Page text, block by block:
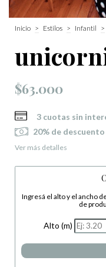
Inicio > Estilos > Infantil >
$63.000
3 cuotas sin
20% de descuento
Ver más detalles
Ingresá el alto y el ancho
de
Alto (m)